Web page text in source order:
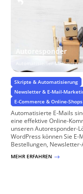
Autoresponder
Automatisierter
Skripte & Automatisierung
Newsletter & E-Mail-
E-Commerce & Online-Shops
Automatisierte E-Mails
eine effektive Online-
unseren Autoresponder-
WordPress können Sie E-
Bestellungen,
MEHR ERFAHREN $